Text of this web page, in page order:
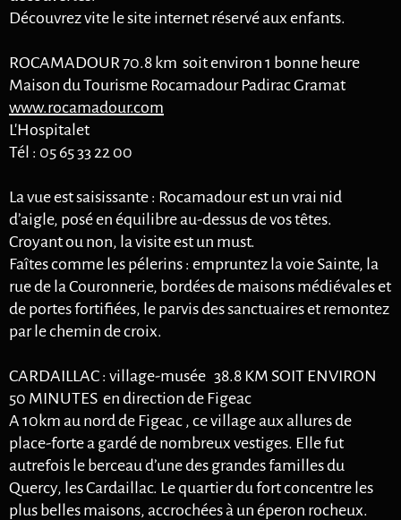
Découvrez vite le site internet réservé aux enfants.
ROCAMADOUR 70.8 km soit environ 1 bonne heure
Maison du Tourisme Rocamadour Padirac Gramat
www.rocamadour.com
L'Hospitalet
Tél : 05 65 33 22 00
La vue est saisissante : Rocamadour est un vrai nid
d’aigle, posé en équilibre au-dessus de vos têtes.
Croyant ou non, la visite est un must.
Faîtes comme les pélerins : empruntez la voie Sainte, la
rue de la Couronnerie, bordées de maisons médiévales et
de portes fortifiées, le parvis des sanctuaires et remontez
par le chemin de croix.
CARDAILLAC : village-musée 38.8 KM SOIT ENVIRON
50 MINUTES en direction de Figeac
A 10km au nord de Figeac , ce village aux allures de
place-forte a gardé de nombreux vestiges. Elle fut
autrefois le berceau d’une des grandes familles du
Quercy, les Cardaillac. Le quartier du fort concentre les
plus belles maisons, accrochées à un éperon rocheux.